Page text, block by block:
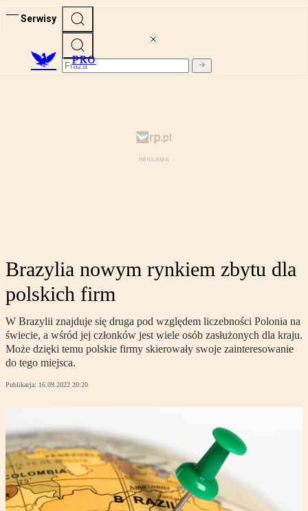
Serwisy
PRO
Brazylia nowym rynkiem zbytu dla
polskich firm
W Brazylii znajduje się druga pod względem liczebności Polonia na
świecie, a wśród jej członków jest wiele osób zasłużonych dla kraju.
Może dzięki temu polskie firmy skierowały swoje zainteresowanie
do tego miejsca.
Publikacja: 16.09.2022 20:20